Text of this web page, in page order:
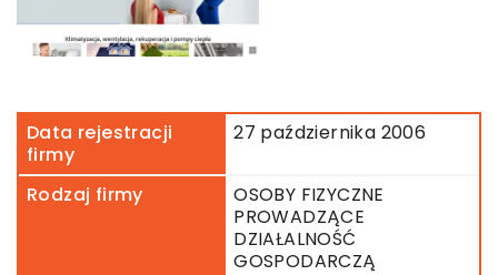
Data rejestracji
firmy
27 października 2006
Rodzaj firmy
OSOBY FIZYCZNE
PROWADZĄCE
DZIAŁALNOŚĆ
GOSPODARCZĄ